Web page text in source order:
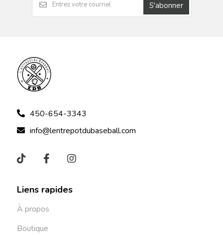
S'abonner
450-654-3343
info@lentrepotdubaseball.com
Liens rapides
À propos
Boutique